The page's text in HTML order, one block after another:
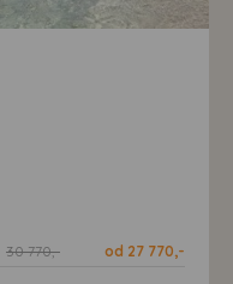
30 770,- od 27 770,-